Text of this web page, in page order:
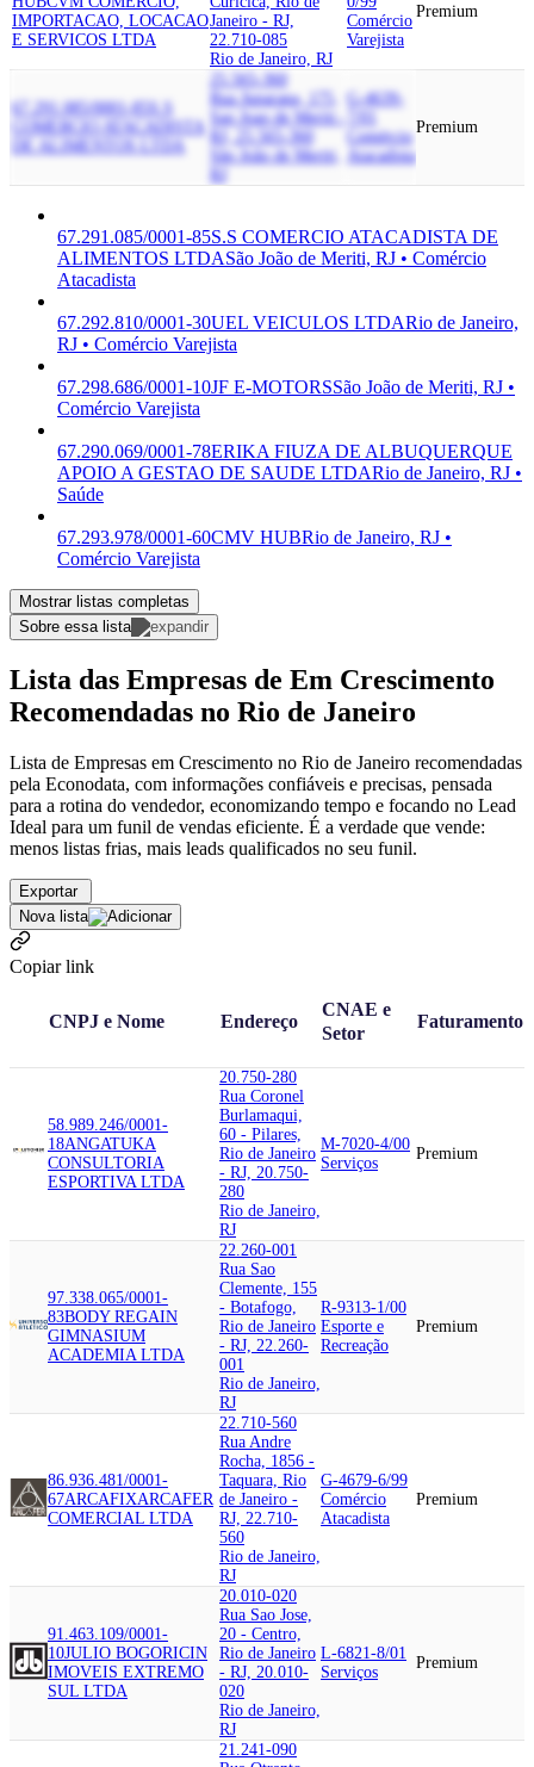
IMPORTACAO, LOCACAO
E SERVICOS LTDA
Janeiro - RJ,
22.710-085
Rio de Janeiro, RJ
Comércio
Varejista
Premium
67.291.085/0001-85S.S
COMERCIO ATACADISTA
DE ALIMENTOS LTDA
25.565-360
Rua Juparana, 175,
Sao Joao de Meriti -
RJ, 25.565-360
São João de Meriti,
G-4639-
Comércio
Atacadista
Premium
67.291.085/0001-85S.S COMERCIO ATACADISTA DE
ALIMENTOS LTDASão João de Meriti, RJ • Comércio
Atacadista
67.292.810/0001-30UEL VEICULOS LTDARio de Janeiro,
RJ • Comércio Varejista
67.298.686/0001-10JF E-MOTORSSão João de Meriti, RJ •
Comércio Varejista
67.290.069/0001-78ERIKA FIUZA DE ALBUQUERQUE
APOIO A GESTAO DE SAUDE LTDARio de Janeiro, RJ •
Saúde
67.293.978/0001-60CMV HUBRio de Janeiro, RJ •
Comércio Varejista
Mostrar listas completas
Sobre essa lista
Lista das Empresas de Em Crescimento
Recomendadas no Rio de Janeiro
Lista de Empresas em Crescimento no Rio de Janeiro recomendadas
pela Econodata, com informações confiáveis e precisas, pensada
para a rotina do vendedor, economizando tempo e focando no Lead
Ideal para um funil de vendas eficiente. É a verdade que vende:
menos listas frias, mais leads qualificados no seu funil.
Exportar
Nova lista
Copiar link
CNPJ e Nome Endereço
CNAE e
Setor
Faturamento
58.989.246/0001-
18ANGATUKA
CONSULTORIA
ESPORTIVA LTDA
20.750-280
Rua Coronel
Burlamaqui,
60 - Pilares,
Rio de Janeiro
- RJ, 20.750-
280
Rio de Janeiro,
RJ
M-7020-4/00
Serviços
Premium
97.338.065/0001-
83BODY REGAIN
GIMNASIUM
ACADEMIA LTDA
22.260-001
Rua Sao
Clemente, 155
- Botafogo,
Rio de Janeiro
- RJ, 22.260-
001
Rio de Janeiro,
RJ
R-9313-1/00
Esporte e
Recreação
Premium
86.936.481/0001-
67ARCAFIXARCAFER
COMERCIAL LTDA
22.710-560
Rua Andre
Rocha, 1856 -
Taquara, Rio
de Janeiro -
RJ, 22.710-
560
Rio de Janeiro,
RJ
G-4679-6/99
Comércio
Atacadista
Premium
91.463.109/0001-
10JULIO BOGORICIN
IMOVEIS EXTREMO
SUL LTDA
20.010-020
Rua Sao Jose,
20 - Centro,
Rio de Janeiro
- RJ, 20.010-
020
Rio de Janeiro,
RJ
L-6821-8/01
Serviços
Premium
21.241-090